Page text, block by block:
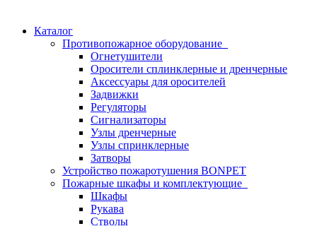
Каталог
Противопожарное оборудование
Огнетушители
Оросители сплинклерные и дренчерные
Аксессуары для оросителей
Задвижки
Регуляторы
Сигнализаторы
Узлы дренчерные
Узлы спринклерные
Затворы
Устройство пожаротушения BONPET
Пожарные шкафы и комплектующие
Шкафы
Рукава
Стволы